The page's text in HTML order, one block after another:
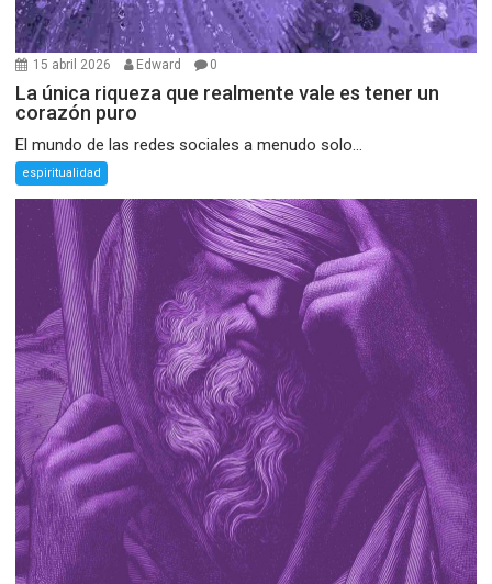
15 abril 2026 Edward 0
La única riqueza que realmente vale es tener un
corazón puro
El mundo de las redes sociales a menudo solo...
espiritualidad